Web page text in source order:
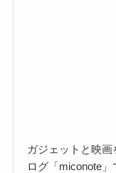
ガジェットと映
ログ「miconote」